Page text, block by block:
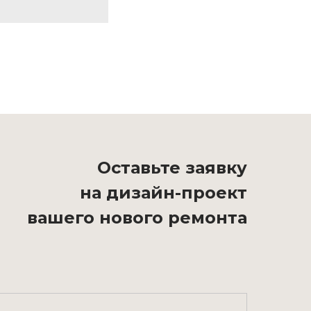
Оставьте заявку
на дизайн-проект
вашего нового ремонта